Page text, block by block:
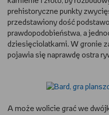
prehistoryczne punkty
przedstawiony dość
prawdopodobieństwa, a
dziesięciolatkami. W gronie
pojawia się naprawdę ostra
A może wolicie grać we